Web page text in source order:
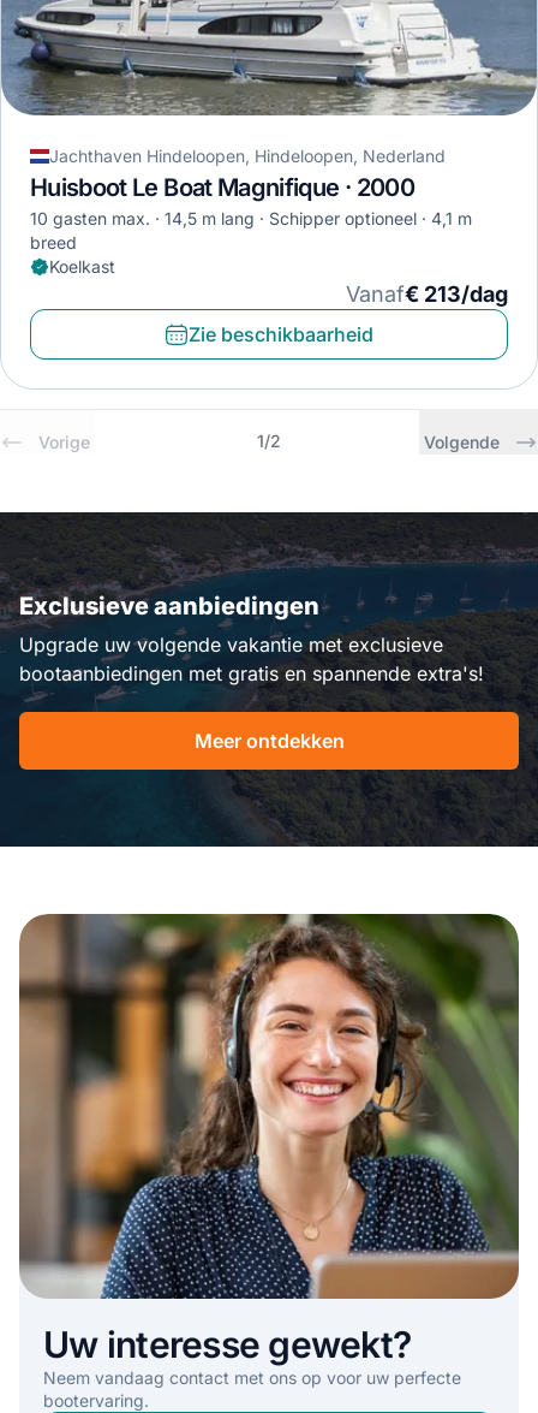
Jachthaven Hindeloopen, Hindeloopen, Nederland
Huisboot Le Boat Magnifique · 2000
10 gasten max. 14,5 m lang Schipper optioneel
4,1 m
breed
Koelkast
Vanaf€ 213/dag
Zie beschikbaarheid
Vorige 1/2 Volgende
Exclusieve aanbiedingen
Upgrade uw volgende vakantie met exclusieve
bootaanbiedingen met gratis en spannende extra's!
Meer ontdekken
Uw interesse gewekt?
Neem vandaag contact met ons op voor uw perfecte
bootervaring.